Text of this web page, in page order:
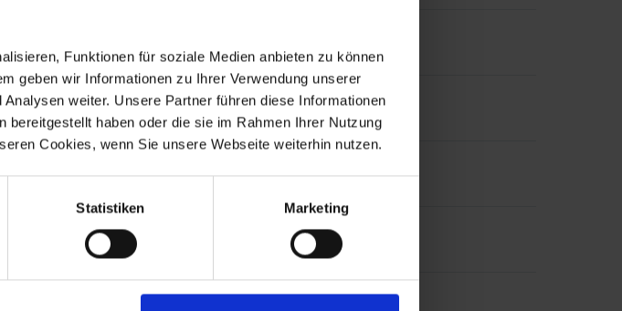
Funktionen für soziale Medien anbieten zu können
geben wir Informationen zu Ihrer Verwendung unserer
weiter. Unsere Partner führen diese Informationen
haben oder die sie im Rahmen Ihrer Nutzung
Cookies, wenn Sie unsere Webseite weiterhin nutzen.
Statistiken Marketing